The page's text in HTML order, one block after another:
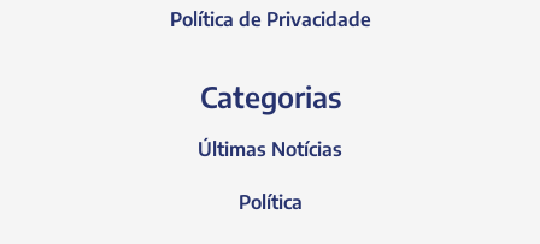
Política de Privacidade
Categorias
Últimas Notícias
Política